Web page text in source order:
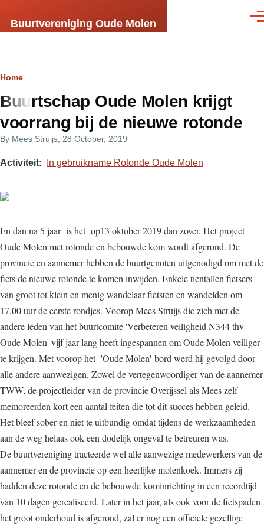
Buurtvereniging Oude Molen
Breadcrumb
Home
Buurtschap Oude Molen krijgt
voorrang bij de nieuwe rotonde
By Mees Struijs , 28 October, 2019
Activiteit In gebruikname Rotonde Oude Molen
En dan na 5 jaar is het op13 oktober 2019 dan zover. Het project
Oude Molen met rotonde en bebouwde kom wordt afgerond. De
provincie en aannemer hebben de buurtgenoten uitgenodigd om met de
fiets de nieuwe rotonde te komen inwijden. Enkele tientallen fietsers
van groot tot klein en menig wandelaar fietsten en wandelden om
17.00 uur de eerste rondjes. Voorop Mees Struijs die zich met de
andere leden van het buurtcomite 'Verbeteren veiligheid N344 thv
Oude Molen' vijf jaar lang heeft ingespannen om Oude Molen veiliger
te krijgen. Met voorop het 'Oude Molen'-bord werd hij gevolgd door
alle andere aanwezigen. Zowel de vertegenwoordiger van de aannemer
TWW, de projectleider van de provincie Overijssel als Mees zelf
memoreerden kort een aantal feiten die tot dit succes hebben geleid.
Het bleef sober en niet te uitbundig omdat tijdens de werkzaamheden
aan de weg helaas ook een dodelijk ongeval te betreuren was.
De buurtvereniging tracteerde wel alle aanwezige medewerkers van de
aannemer en de provincie op een heerlijke molenkoek. Immers zij
hadden deze rotonde en de bebouwde kominrichting in een recordtijd
van 10 dagen gerealiseerd. Later in het jaar, als ook voor de fietspaden
het groot onderhoud is afgerond, zal er nog een officiele gezellige